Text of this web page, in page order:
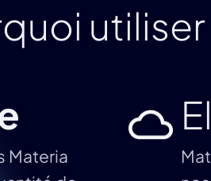
utiliser
Materia